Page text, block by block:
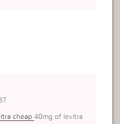
cheap40mg of levitra